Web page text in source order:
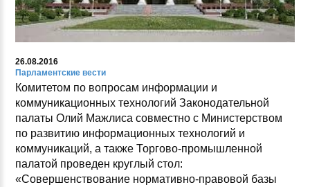
26.08.2016
Парламентские вести
Комитетом по вопросам информации и
коммуникационных технологий Законодательной
палаты Олий Мажлиса совместно с Министерством
по развитию информационных технологий и
коммуникаций, а также Торгово-промышленной
палатой проведен круглый стол:
«Совершенствование нормативно-правовой базы